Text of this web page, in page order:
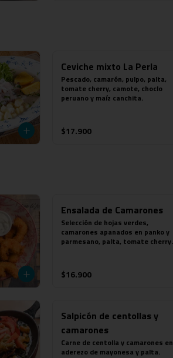
Ceviche mixto La Perla
Pescado, camarón, pulpo, palta,
tomate cherry, camote, choclo
peruano y maíz canchita.
$17.900
Ensalada de Camarones
Selección de hojas verdes,
camarones apanados en panko y
parmesano, palta, tomate cherry
$16.900
Salpicón de centollas y
camarones
Carne de centolla y camarones en
aderezo de mayonesa y palta.